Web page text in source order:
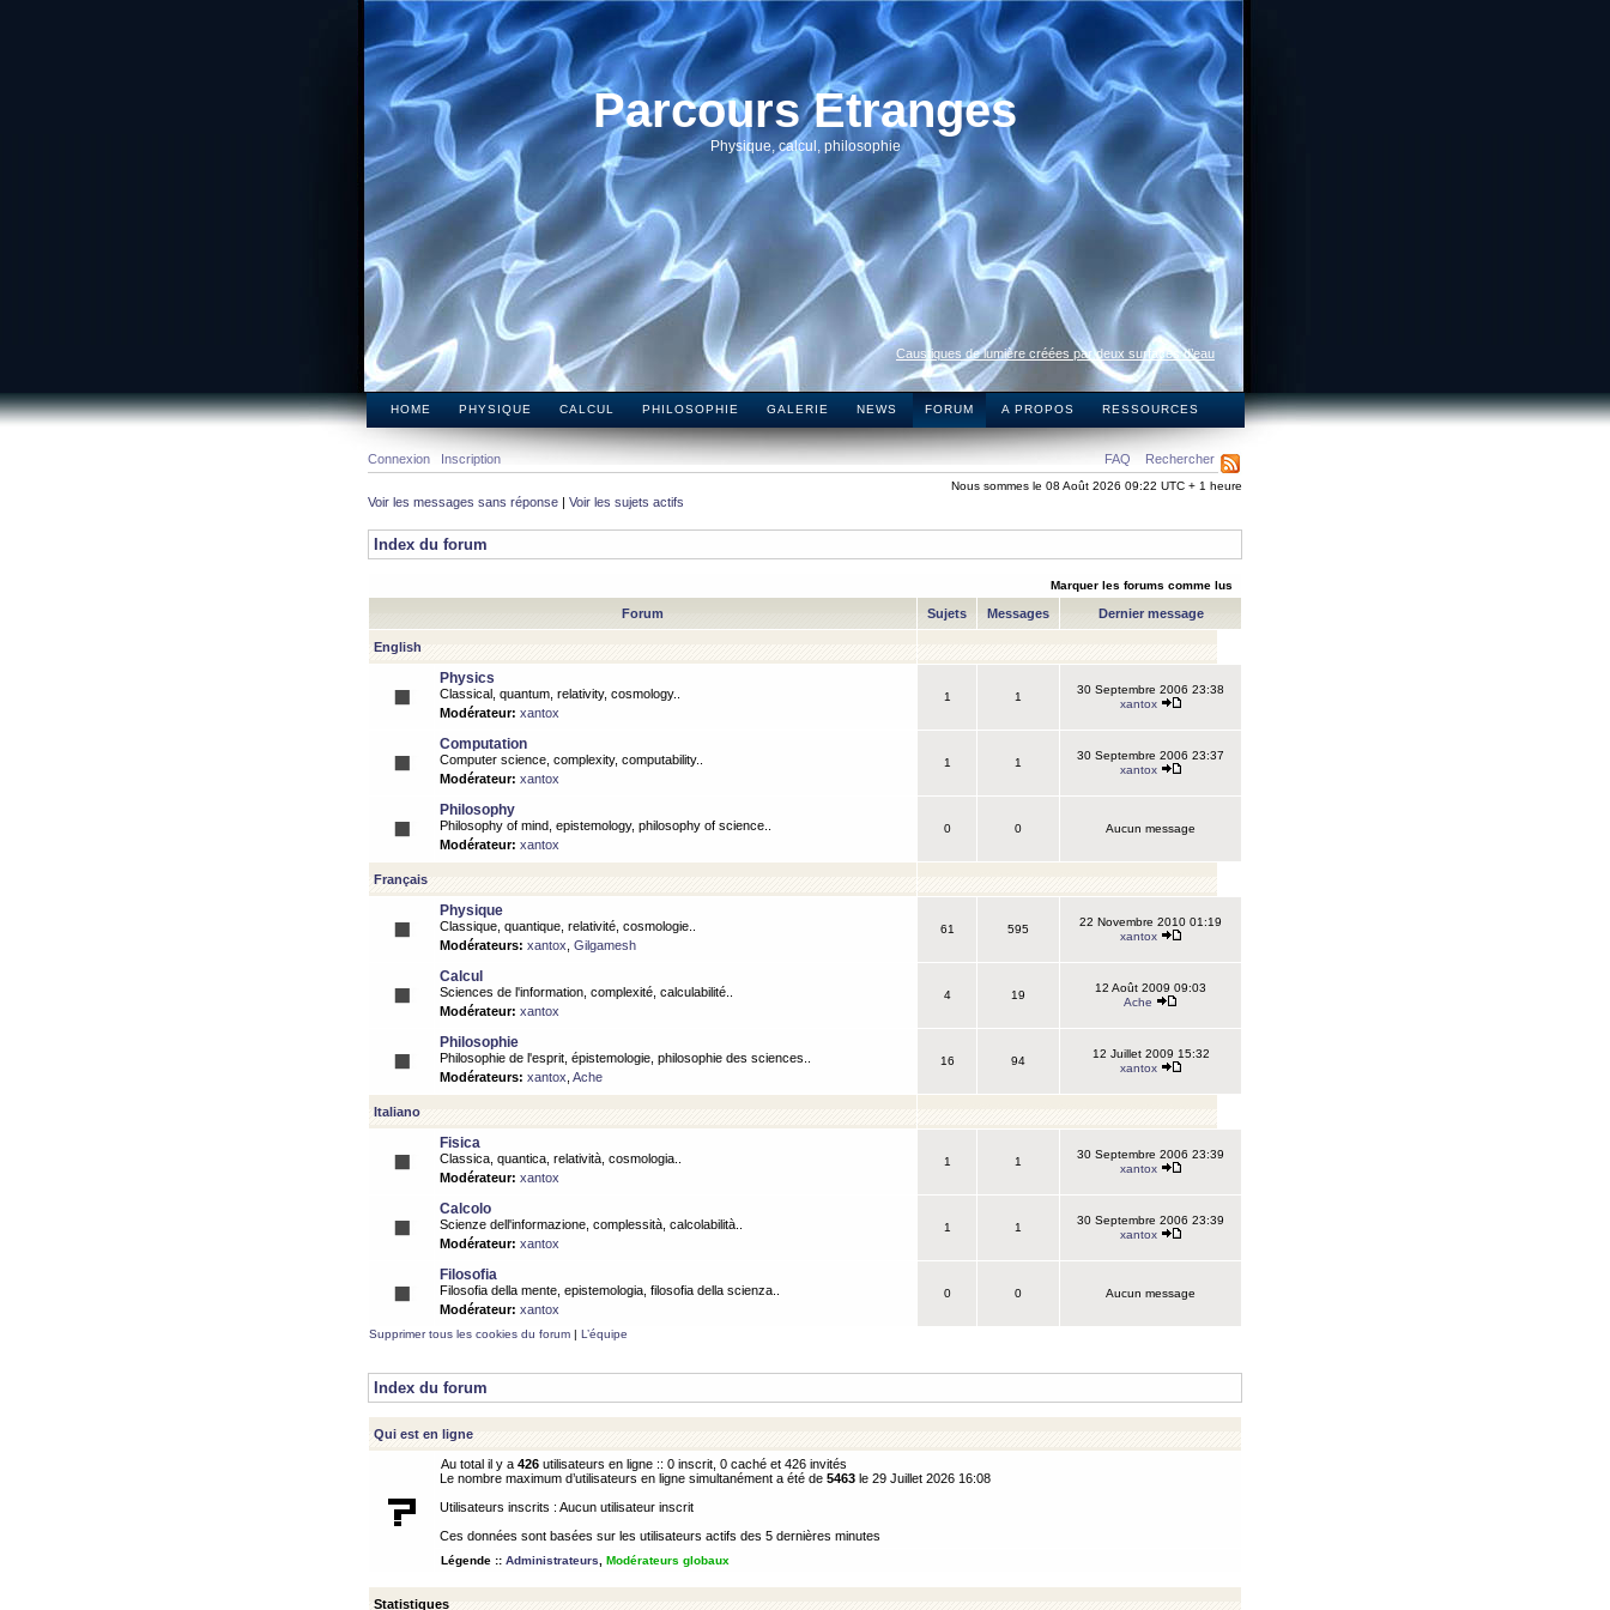
Parcours Etranges
Physique, calcul, philosophie
Caustiques de lumière créées par deux surfaces d’eau
HOME PHYSIQUE CALCUL PHILOSOPHIE GALERIE NEWS FORUM A PROPOS RESSOURCES
FAQ Rechercher
Connexion Inscription
Nous sommes le 08 Août 2026 09:22 UTC + 1 heure
Voir les messages sans réponse | Voir les sujets actifs
Index du forum
Marquer les forums comme lus
Forum Sujets Messages Dernier message
English
Physics
Classical, quantum, relativity, cosmology..
Modérateur: xantox
1 1
30 Septembre 2006 23:38
xantox
Computation
Computer science, complexity, computability..
Modérateur: xantox
1 1
30 Septembre 2006 23:37
xantox
Philosophy
Philosophy of mind, epistemology, philosophy of science..
Modérateur: xantox
0 0 Aucun message
Français
Physique
Classique, quantique, relativité, cosmologie..
Modérateurs: xantox Gilgamesh
61 595
22 Novembre 2010 01:19
xantox
Calcul
Sciences de l'information, complexité, calculabilité..
Modérateur: xantox
4 19
12 Août 2009 09:03
Ache
Philosophie
Philosophie de l'esprit, épistemologie, philosophie des sciences..
Modérateurs: xantox Ache
16 94
12 Juillet 2009 15:32
xantox
Italiano
Fisica
Classica, quantica, relatività, cosmologia..
Modérateur: xantox
1 1
30 Septembre 2006 23:39
xantox
Calcolo
Scienze dell'informazione, complessità, calcolabilità..
Modérateur: xantox
1 1
30 Septembre 2006 23:39
xantox
Filosofia
Filosofia della mente, epistemologia, filosofia della scienza..
Modérateur: xantox
0 0 Aucun message
Supprimer tous les cookies du forum | L’équipe
Index du forum
Qui est en ligne
Au total il y a 426 utilisateurs en ligne :: 0 inscrit, 0 caché et 426 invités
Le nombre maximum d’utilisateurs en ligne simultanément a été de 5463 le 29 Juillet 2026 16:08
Utilisateurs inscrits : Aucun utilisateur inscrit
Ces données sont basées sur les utilisateurs actifs des 5 dernières minutes
Légende :: Administrateurs Modérateurs globaux
Statistiques